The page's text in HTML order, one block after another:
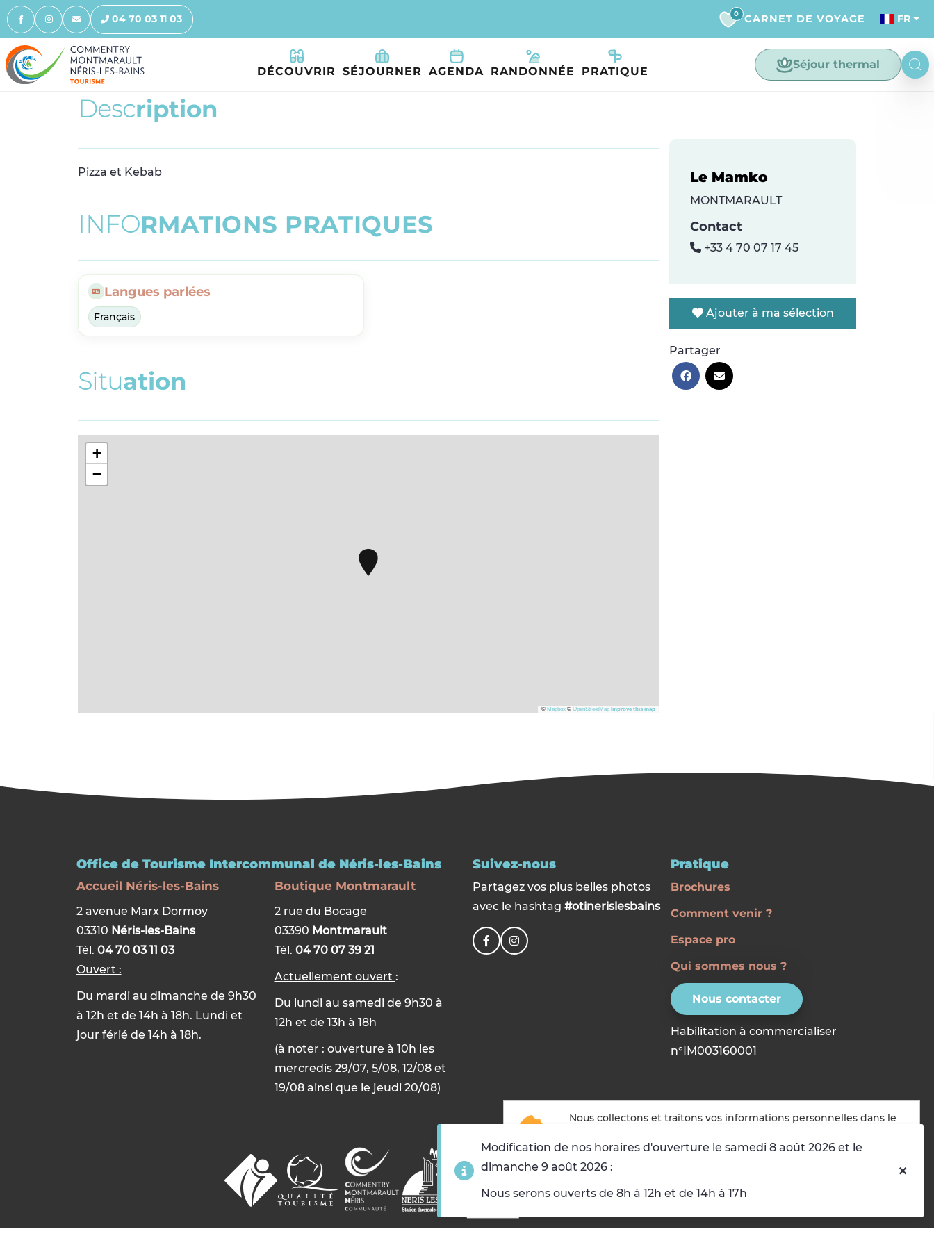
04 70 03 11 03 0 CARNET DE VOYAGE FR
DÉCOUVRIR SÉJOURNER AGENDA RANDONNÉE PRATIQUE
Séjour thermal
Description
Pizza et Kebab
INFORMATIONS PRATIQUES
Langues parlées
Français
Situation
+
−
©Mapbox ©OpenStreetMap Improve this map
Le Mamko
MONTMARAULT
Contact
+33 4 70 07 17 45
Ajouter à ma sélection
Partager
Office de Tourisme Intercommunal de Néris-les-Bains
Accueil Néris-les-Bains
2 avenue Marx Dormoy
03310 Néris-les-Bains
Tél. 04 70 03 11 03
Ouvert :
Du mardi au dimanche de 9h30
à 12h et de 14h à 18h. Lundi et
jour férié de 14h à 18h.
Boutique Montmarault
2 rue du Bocage
03390 Montmarault
Tél. 04 70 07 39 21
Actuellement ouvert :
Du lundi au samedi de 9h30 à
12h et de 13h à 18h
(à noter : ouverture à 10h les
mercredis 29/07, 5/08, 12/08 et
19/08 ainsi que le jeudi 20/08)
Suivez-nous
Partagez vos plus belles photos
avec le hashtag #otinerislesbains
Pratique
Brochures
Comment venir ?
Espace pro
Qui sommes nous ?
Nous contacter
Habilitation à commercialiser
n°IM003160001
Modification de nos horaires d'ouverture le samedi 8 août 2026 et le
dimanche 9 août 2026 :
Nous serons ouverts de 8h à 12h et de 14h à 17h
Nous collectons et traitons vos informations personnelles dans le
Accepter Refuser Choisir les cookies que j'accepte